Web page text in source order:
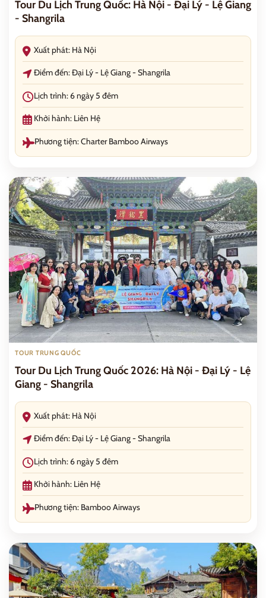
Tour Du Lịch Trung Quốc: Hà Nội - Đại Lý - Lệ Giang
- Shangrila
Xuất phát: Hà Nội
Điểm đến: Đại Lý - Lệ Giang - Shangrila
Lịch trình: 6 ngày 5 đêm
Khởi hành: Liên Hệ
Phương tiện: Charter Bamboo Airways
TOUR TRUNG QUỐC
Tour Du Lịch Trung Quốc 2026: Hà Nội - Đại Lý - Lệ
Giang - Shangrila
Xuất phát: Hà Nội
Điểm đến: Đại Lý - Lệ Giang - Shangrila
Lịch trình: 6 ngày 5 đêm
Khởi hành: Liên Hệ
Phương tiện: Bamboo Airways